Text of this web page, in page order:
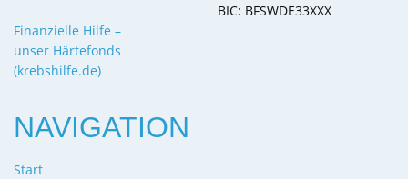
Finanzielle Hilfe –
unser Härtefonds
(krebshilfe.de)
BIC: BFSWDE33XXX
NAVIGATION
Start